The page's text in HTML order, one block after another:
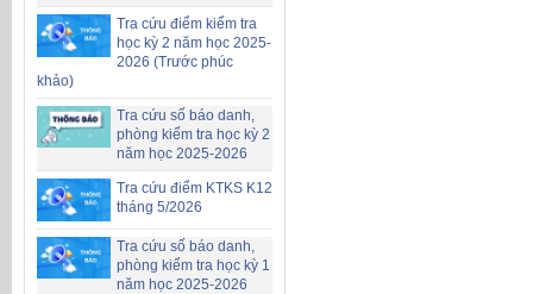
Tra cứu điểm kiểm tra
học kỳ 2 năm học 2025-
2026 (Trước phúc
khảo)
Tra cứu số báo danh,
phòng kiểm tra học kỳ 2
năm học 2025-2026
Tra cứu điểm KTKS K12
tháng 5/2026
Tra cứu số báo danh,
phòng kiểm tra học kỳ 1
năm học 2025-2026